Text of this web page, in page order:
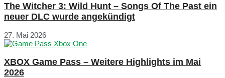
The Witcher 3: Wild Hunt – Songs Of The Past ein
neuer DLC wurde angekündigt
27. Mai 2026
XBOX Game Pass – Weitere Highlights im Mai
2026